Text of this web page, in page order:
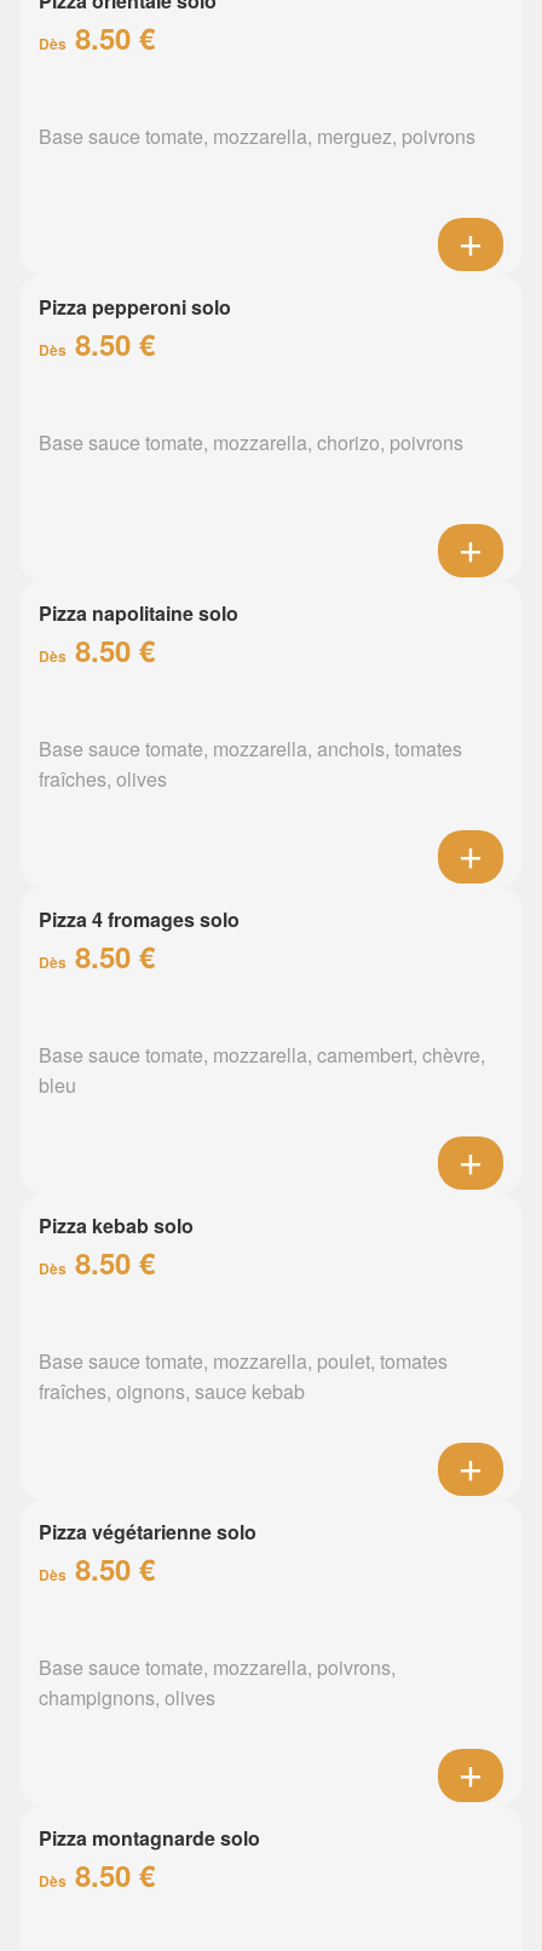
Dès 8.50 €
Base sauce tomate, mozzarella, merguez, poivrons
Pizza pepperoni solo
Dès 8.50 €
Base sauce tomate, mozzarella, chorizo, poivrons
Pizza napolitaine solo
Dès 8.50 €
Base sauce tomate, mozzarella, anchois, tomates
fraîches, olives
Pizza 4 fromages solo
Dès 8.50 €
Base sauce tomate, mozzarella, camembert, chèvre,
bleu
Pizza kebab solo
Dès 8.50 €
Base sauce tomate, mozzarella, poulet, tomates
fraîches, oignons, sauce kebab
Pizza végétarienne solo
Dès 8.50 €
Base sauce tomate, mozzarella, poivrons,
champignons, olives
Pizza montagnarde solo
Dès 8.50 €